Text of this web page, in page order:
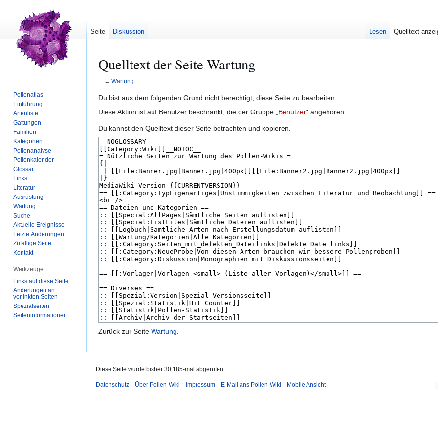
Quelltext der Seite Wartung
← Wartung
Zur
Navigation
springen
Zur
Suche
springen
Du bist aus dem folgenden Grund nicht berechtigt, diese Seite zu bearbeiten:
Diese Aktion ist auf Benutzer beschränkt, die der Gruppe „ Benutzer“ angehören.
Du kannst den Quelltext dieser Seite betrachten und kopieren.
Zurück zur Seite Wartung
Seite Diskussion Lesen Quelltext
Pollenatlas
Einführung
Artenliste
Gattungen
Familien
Kategorien
Pollenanalyse
Pollenkalender
Glossar
Links
Literatur
Ausrüstung
Wartung
Suche
Aktuelle Ereignisse
Letzte Änderungen
Zufällige Seite
Kontakt
Werkzeuge
Links auf diese Seite
Änderungen an
verlinkten Seiten
Spezialseiten
Seiten­­informationen
Diese Seite wurde bisher 30.185-mal abgerufen.
Datenschutz Über Pollen-Wiki Impressum E-Mail ans Pollen-Wiki Mobile Ansicht